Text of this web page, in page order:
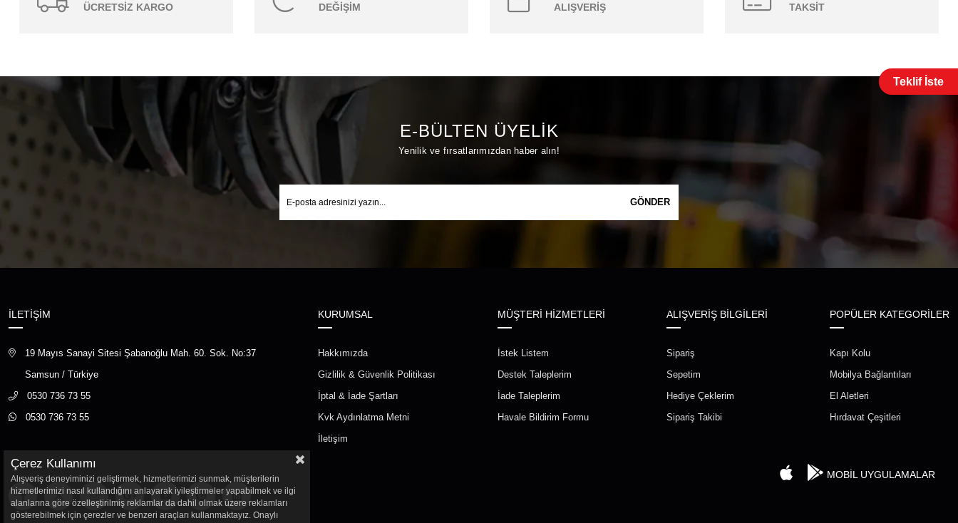
Teklif İste
ÜCRETSİZ KARGO
DEĞİŞİM
ALIŞVERİŞ
TAKSİT
E-BÜLTEN ÜYELİK
Yenilik ve fırsatlarımızdan haber alın!
GÖNDER
İLETİŞİM
19 Mayıs Sanayi Sitesi Şabanoğlu Mah. 60. Sok. No:37
Samsun / Türkiye
0530 736 73 55
0530 736 73 55
KURUMSAL
Hakkımızda
Gizlilik & Güvenlik Politikası
İptal & İade Şartları
Kvk Aydınlatma Metni
İletişim
MÜŞTERİ HİZMETLERİ
İstek Listem
Destek Taleplerim
İade Taleplerim
Havale Bildirim Formu
ALIŞVERİŞ BİLGİLERİ
Sipariş
Sepetim
Hediye Çeklerim
Sipariş Takibi
POPÜLER KATEGORİLER
Kapı Kolu
Mobilya Bağlantıları
El Aletleri
Hırdavat Çeşitleri
MOBİL UYGULAMALAR
Çerez Kullanımı
Alışveriş deneyiminizi geliştirmek, hizmetlerimizi sunmak, müşterilerin
hizmetlerimizi nasıl kullandığını anlayarak iyileştirmeler yapabilmek ve ilgi
alanlarına göre özelleştirilmiş reklamlar da dahil olmak üzere reklamları
gösterebilmek için çerezler ve benzeri araçları kullanmaktayız. Onaylı